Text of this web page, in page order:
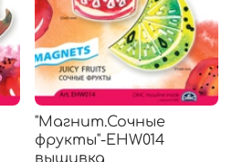
"Магнит.Сочные
фрукты"-EHW014
вышивка